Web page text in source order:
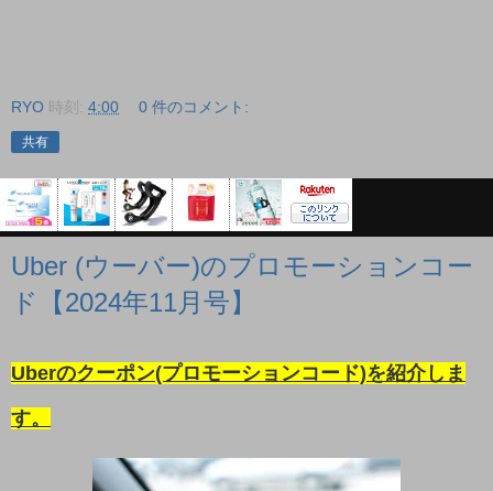
RYO 時刻: 4:00 0 件のコメント:
共有
Uber (ウーバー)のプロモーションコー
ド【2024年11月号】
Uberのクーポン(プロモーションコード)を紹介しま
す。